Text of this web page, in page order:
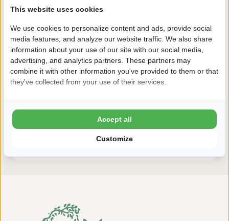
Nach der Buchung haben Sie 24 Stunden Zeit, kostenlos
zu ändern oder zu stornieren.
Deshalb buchen Sie mit Holterberg
8,5 Ardoer Gästebewertung
24 Stunden Bedenkzeit
Kinder bis zum 2 Lebensjahr kostenlos
This website uses cookies
We use cookies to personalize content and ads, provide social
media features, and analyze our website traffic. We also share
information about your use of our site with our social media,
advertising, and analytics partners. These partners may
combine it with other information you've provided to them or that
they've collected from your use of their services.
Customize
Accept all